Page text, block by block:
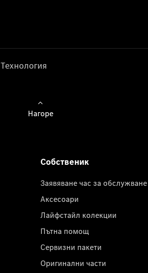
Технология
Нагоре
Собственик
Заявяване час за обслужване
Аксесоари
Лайфстайл колекции
Пътна помощ
Сервизни пакети
Оригинални части